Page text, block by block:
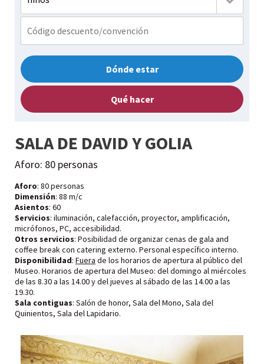
Dónde estar
Qué hacer
SALA DE DAVID Y GOLIA
Aforo: 80 personas
Aforo: 80 personas
Dimensión: 88 m/c
Asientos: 60
Servicios: iluminación, calefacción, proyector, amplificación,
micrófonos, PC, accesibilidad.
Otros servicios: Posibilidad de organizar cenas de gala and
coffee break con catering externo. Personal específico interno.
Disponibilidad: Fuera de los horarios de apertura al público del
Museo. Horarios de apertura del Museo: del domingo al miércoles
de las 8.30 a las 14.00 y del jueves al sábado de las 14.00 a las
19.30.
Sala contiguas: Salón de honor, Sala del Mono, Sala del
Quinientos, Sala del Lapidario.